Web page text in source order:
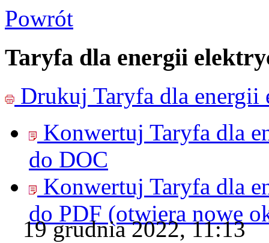
Powrót
Taryfa dla energii
Drukuj Taryfa dla energii
Konwertuj Taryfa dla
do DOC
Konwertuj Taryfa dla
do PDF (otwiera nowe
19 grudnia 2022, 11:13